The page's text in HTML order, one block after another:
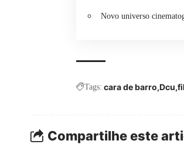
Novo universo
Tags: cara de barro Dcu
Compartilhe este